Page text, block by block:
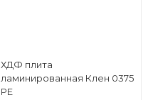
ХДФ плита
ламинированная Клен 0375
PE